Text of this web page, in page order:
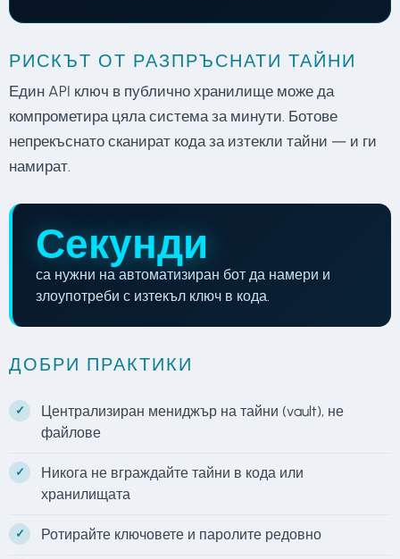
РИСКЪТ ОТ РАЗПРЪСНАТИ ТАЙНИ
Един API ключ в публично хранилище може да
компрометира цяла система за минути. Ботове
непрекъснато сканират кода за изтекли тайни — и ги
намират.
Секунди
са нужни на автоматизиран бот да намери и
злоупотреби с изтекъл ключ в кода.
ДОБРИ ПРАКТИКИ
Централизиран мениджър на тайни (vault), не
файлове
Никога не вграждайте тайни в кода или
хранилищата
Ротирайте ключовете и паролите редовно